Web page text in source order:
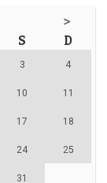
>
S D
3 4
10 11
17 18
24 25
31